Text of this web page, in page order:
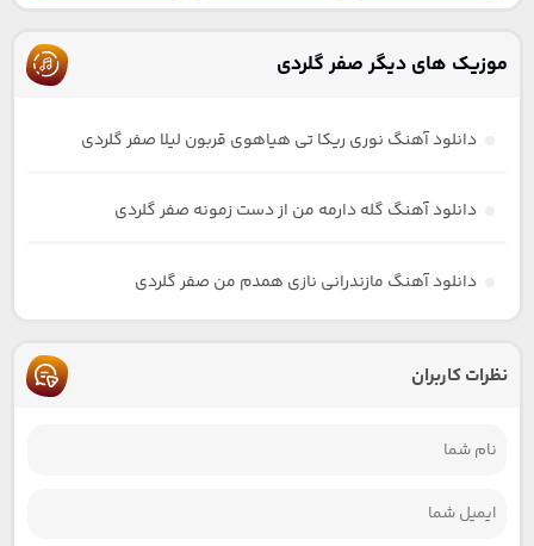
موزیک های دیگر صفر گلردی
دانلود آهنگ نوری ریکا تی هیاهوی قربون لیلا صفر گلردی
دانلود آهنگ گله دارمه من از دست زمونه صفر گلردی
دانلود آهنگ مازندرانی نازی همدم من صفر گلردی
نظرات کاربران